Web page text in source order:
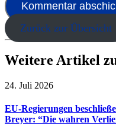
Zurück zur Übersicht
Weitere Artikel
24. Juli 2026
EU-Regierungen
Breyer: “Die wahren